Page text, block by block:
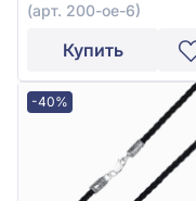
(арт. 200-ое-6)
Купить
-40%